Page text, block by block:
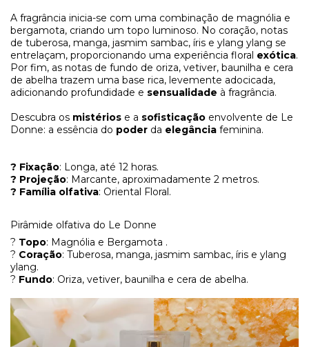
A fragrância inicia-se com uma combinação de magnólia e
bergamota, criando um topo luminoso. No coração, notas
de tuberosa, manga, jasmim sambac, íris e ylang ylang se
entrelaçam, proporcionando uma experiência floral exótica.
Por fim, as notas de fundo de oriza, vetiver, baunilha e cera
de abelha trazem uma base rica, levemente adocicada,
adicionando profundidade e sensualidade à fragrância.
Descubra os mistérios e a sofisticação envolvente de Le
Donne: a essência do poder da elegância feminina.
? Fixação: Longa, até 12 horas.
? Projeção: Marcante, aproximadamente 2 metros.
? Família olfativa: Oriental Floral.
Pirâmide olfativa do Le Donne
? Topo: Magnólia e Bergamota .
? Coração: Tuberosa, manga, jasmim sambac, íris e ylang
ylang.
? Fundo: Oriza, vetiver, baunilha e cera de abelha.